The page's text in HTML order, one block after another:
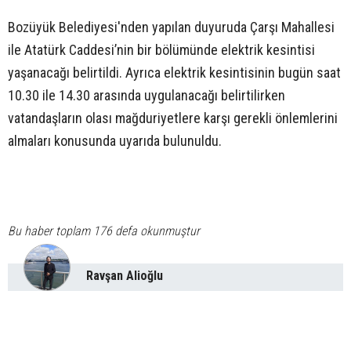
Bozüyük Belediyesi'nden yapılan duyuruda Çarşı Mahallesi
ile Atatürk Caddesi’nin bir bölümünde elektrik kesintisi
yaşanacağı belirtildi. Ayrıca elektrik kesintisinin bugün saat
10.30 ile 14.30 arasında uygulanacağı belirtilirken
vatandaşların olası mağduriyetlere karşı gerekli önlemlerini
almaları konusunda uyarıda bulunuldu.
Bu haber toplam 176 defa okunmuştur
Ravşan Alioğlu